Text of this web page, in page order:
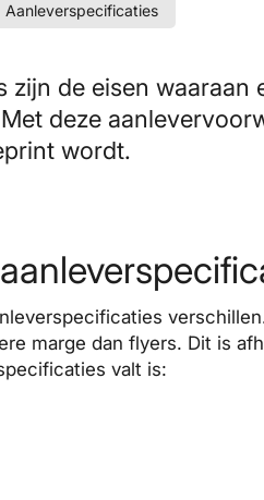
Aanleverspecificaties
zijn de eisen
deze
wordt.
marge dan flyers. Dit is
valt is: